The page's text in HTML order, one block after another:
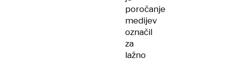
poročanje
medijev
označil
za
lažno